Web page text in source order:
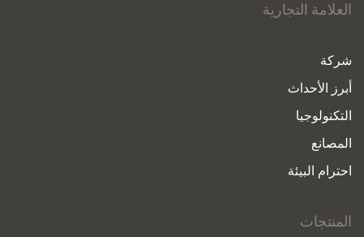
العلامة التجارية
شركة
أبرز الأحداث
التكنولوجيا
المصانع
احترام البيئة
المنتجات